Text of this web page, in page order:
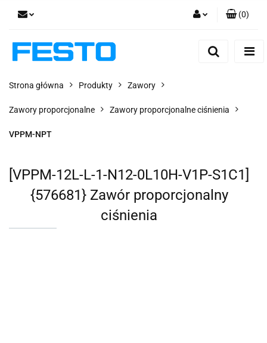
Dodaj zgłoszenie
(0)
Strona główna Produkty Zawory
Zawory proporcjonalne Zawory proporcjonalne ciśnienia
VPPM-NPT
[VPPM-12L-L-1-N12-0L10H-V1P-S1C1]
{576681} Zawór proporcjonalny
ciśnienia